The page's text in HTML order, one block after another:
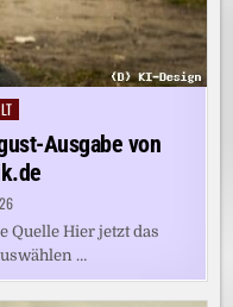
Ausgabe von
Quelle Hier jetzt das
…